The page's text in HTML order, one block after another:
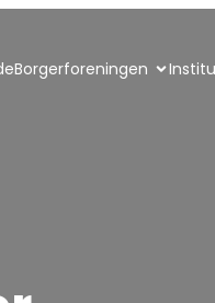
Borgerforeningen